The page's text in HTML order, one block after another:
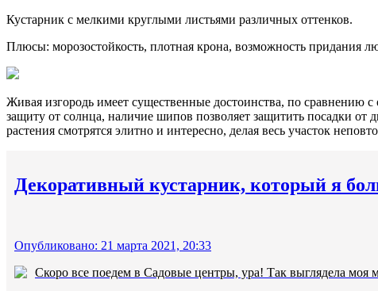
Кустарник с мелкими круглыми листьями различных оттенков.
Плюсы: морозостойкость, плотная крона, возможность придания
Живая изгородь имеет существенные достоинства, по сравнению
защиту от солнца, наличие шипов позволяет защитить посадки
растения смотрятся элитно и интересно, делая весь участок
Декоративный кустарник, который я
Опубликовано: 21 марта 2021, 20:33
Скоро все поедем в Садовые центры, ура! Так выглядела моя